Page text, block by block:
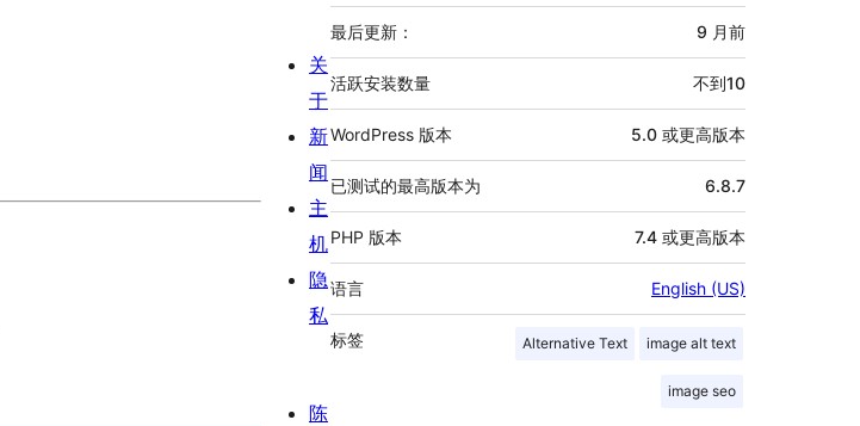
信
息
最后更新： 9 月前
活跃安装数量 不到10
WordPress 版本 5.0 或更高版本
已测试的最高版本为 6.8.7
PHP 版本 7.4 或更高版本
语言 English (US)
标签 Alternative Text image alt text
image seo
关
于
新
闻
主
机
隐
私
陈